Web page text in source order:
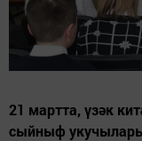
21 мартта, үзәк
сыйныф